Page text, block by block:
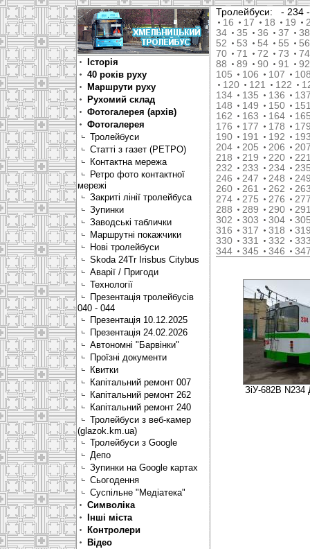
Історія
40 років руху
Маршрути руху
Рухомий склад
Фотогалерея (архів)
Фотогалерея
Тролейбуси
Статті з газет (РЕТРО)
Контактна мережа
Ретро фото контактної
мережі
Закриті лінії тролейбуса
Зупинки
Заводські таблички
Маршрутні покажчики
Нові тролейбуси
Skoda 24Tr Irisbus Citybus
Аварії / Пригоди
Технології
Презентація тролейбусів
040 - 044
Презентація 10.12.2025
Презентація 24.02.2026
Автономні "Барвінки"
Проїзні документи
Квитки
Капітальний ремонт 007
Капітальний ремонт 262
Капітальний ремонт 240
Тролейбуси з веб-камер
(glazok.km.ua)
Тролейбуси з Google
Депо
Зупинки на Google картах
Сьогодення
Суспільне "Медіатека"
Символіка
Інші міста
Контролери
Відео
Тролейбуси:
-
16
17 18 19
34
35 36 37
38
52
53 54 55
56
70
71 72 73
74
88
89 90 91
92
105
106 107
120
121 122
134
135 136
148
149 150
162
163 164
176
177 178
190
191 192
204
205 206
218
219 220
232
233 234
246
247 248
260
261 262
274
275 276
288
289 290
302
303 304
316
317 318
330
331 332
344
345 346
ЗіУ-682В N234